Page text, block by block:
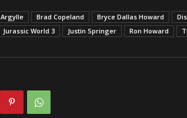
Argylle Brad Copeland Bryce Dallas Howard
Jurassic World 3 Justin Springer Ron Howard